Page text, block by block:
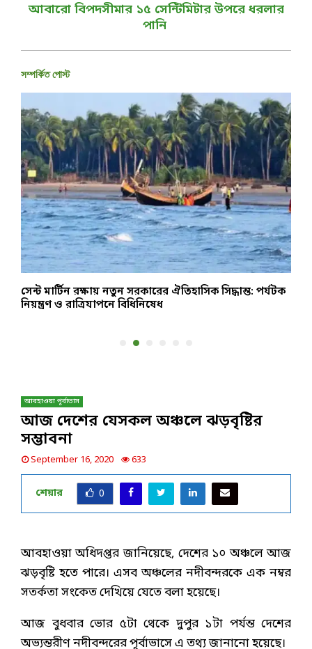
আবারো বিপদসীমার ১৫ সেন্টিমিটার উপরে ধরলার
পানি
সম্পর্কিত পোস্ট
সেন্ট মার্টিন রক্ষায় নতুন সরকারের ঐতিহাসিক সিদ্ধান্ত: পর্যটক
নিয়ন্ত্রণ ও রাত্রিযাপনে বিধিনিষেধ
আবহাওয়া পূর্বাভাস
আজ দেশের যেসকল অঞ্চলে ঝড়বৃষ্টির
সম্ভাবনা
September 16, 2020 633
শেয়ার 0
আবহাওয়া অধিদপ্তর জানিয়েছে, দেশের ১০ অঞ্চলে আজ
ঝড়বৃষ্টি হতে পারে। ‌এসব অঞ্চলের নদীবন্দরকে এক নম্বর
সতর্কতা সংকেত দেখিয়ে যেতে বলা হয়েছে।
আজ বুধবার ভোর ৫টা থেকে দুপুর ১টা পর্যন্ত দেশের
অভ্যন্তরীণ নদীবন্দরের পূর্বাভাসে এ তথ্য জানানো হয়েছে।